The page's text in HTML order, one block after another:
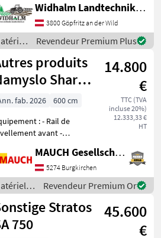
Petites
annonces
Beleuchtung LED,
Matériels de semis
de préparation
sol
Widhalm Landtechnik GmbH
3800 Göpfritz an der Wild
semis
Revendeur Premium Plus
produits
Sharp
H Profi Line
14.800
€
TTC (TVA
incluse 20%)
12.333,33 €
HT
fab. 2026
600 cm
: - Rail de
avant -
280 mm + 320 mm -
indépendant
différentes sections -
mécanique de la
MAUCH Gesellschaft m.b.H. & Co.KG
5274 Burgkirchen
semis /
Revendeur Premium Or
Stratos
750
45.600
€